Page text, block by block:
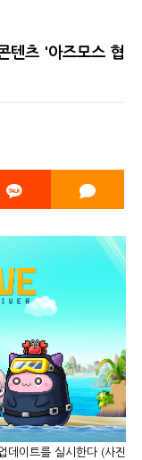
텐츠 '아즈모스 협
데이트를 실시한다 (사진